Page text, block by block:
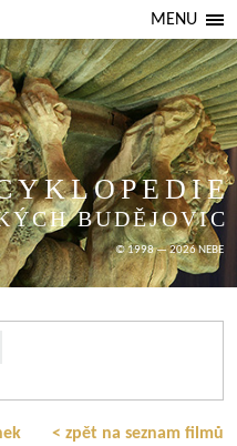
MENU
BUDĚJOVIC
© 1998 — 2026 NEBE
< zpět na seznam filmů